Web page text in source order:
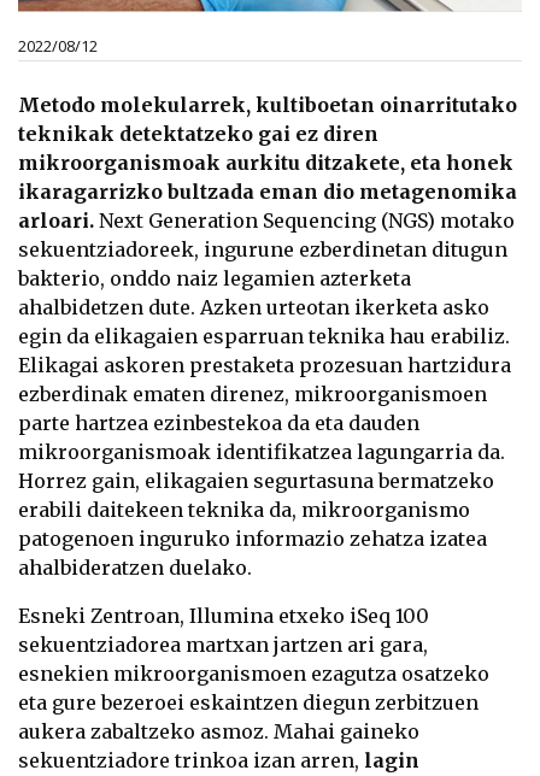
2022/08/12
Metodo molekularrek, kultiboetan oinarritutako
teknikak detektatzeko gai ez diren
mikroorganismoak aurkitu ditzakete, eta honek
ikaragarrizko bultzada eman dio metagenomika
arloari. Next Generation Sequencing (NGS) motako
sekuentziadoreek, ingurune ezberdinetan ditugun
bakterio, onddo naiz legamien azterketa
ahalbidetzen dute. Azken urteotan ikerketa asko
egin da elikagaien esparruan teknika hau erabiliz.
Elikagai askoren prestaketa prozesuan hartzidura
ezberdinak ematen direnez, mikroorganismoen
parte hartzea ezinbestekoa da eta dauden
mikroorganismoak identifikatzea lagungarria da.
Horrez gain, elikagaien segurtasuna bermatzeko
erabili daitekeen teknika da, mikroorganismo
patogenoen inguruko informazio zehatza izatea
ahalbideratzen duelako.
Esneki Zentroan, Illumina etxeko iSeq 100
sekuentziadorea martxan jartzen ari gara,
esnekien mikroorganismoen ezagutza osatzeko
eta gure bezeroei eskaintzen diegun zerbitzuen
aukera zabaltzeko asmoz. Mahai gaineko
sekuentziadore trinkoa izan arren, lagin